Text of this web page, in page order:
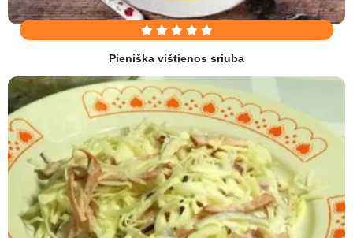
Pieniška vištienos sriuba